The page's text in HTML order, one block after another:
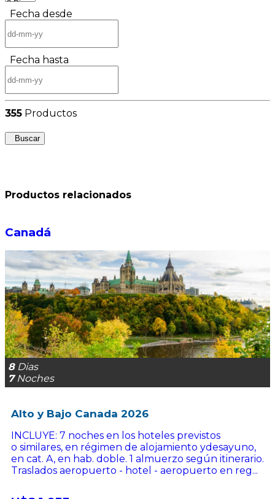
Fecha desde
Fecha hasta
355 Productos
Buscar
Productos relacionados
Canadá
8Dias
7Noches
Alto y Bajo Canada 2026
INCLUYE: 7 noches en los hoteles previstos
o similares, en régimen de alojamiento ydesayuno,
en cat. A, en hab. doble. 1 almuerzo según itinerario.
Traslados aeropuerto - hotel - aeropuerto en reg...